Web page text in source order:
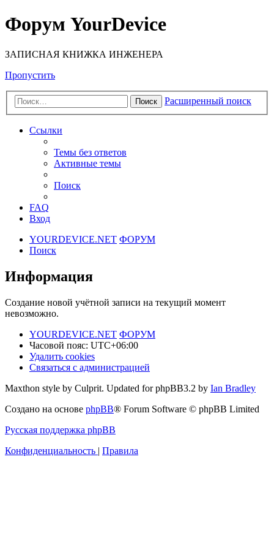
Форум YourDevice
ЗАПИСНАЯ КНИЖКА ИНЖЕНЕРА
Пропустить
Поиск Расширенный поиск
Ссылки
Темы без ответов
Активные темы
Поиск
FAQ
Вход
YOURDEVICE.NET ФОРУМ
Поиск
Информация
Создание новой учётной записи на текущий момент
невозможно.
YOURDEVICE.NET ФОРУМ
Часовой пояс: UTC+06:00
Удалить cookies
Связаться с администрацией
Maxthon style by Culprit. Updated for phpBB3.2 by Ian Bradley
Создано на основе phpBB® Forum Software © phpBB Limited
Русская поддержка phpBB
Конфиденциальность | Правила